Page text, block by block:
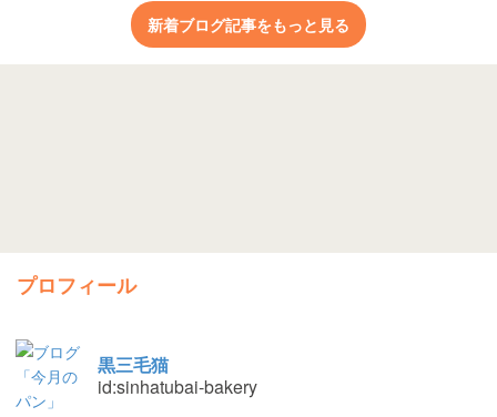
新着ブログ記事をもっと見る
プロフィール
黒三毛猫
id:sinhatubai-bakery